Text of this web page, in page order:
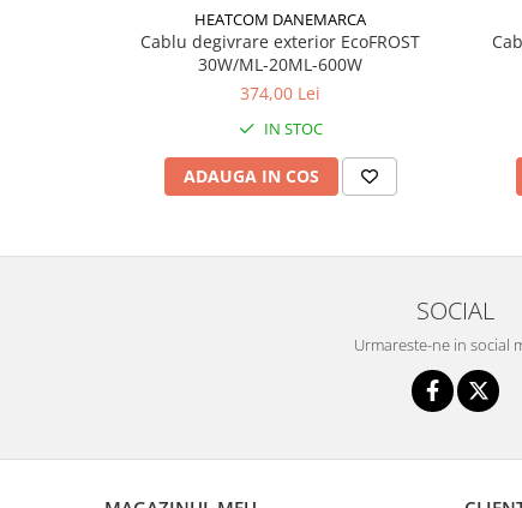
HEATCOM DANEMARCA
Cablu degivrare exterior EcoFROST
30W/ML-20ML-600W
374,00 Lei
IN STOC
ADAUGA IN COS
SOCIAL
Urmareste-ne in social